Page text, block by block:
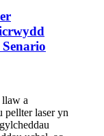
a
laser yn